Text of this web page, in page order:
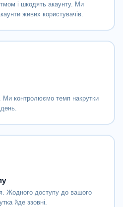
і шкодять акаунту. Ми
живих користувачів.
Ми контролюємо темп накрутки
Жодного доступу до вашого
йде ззовні.